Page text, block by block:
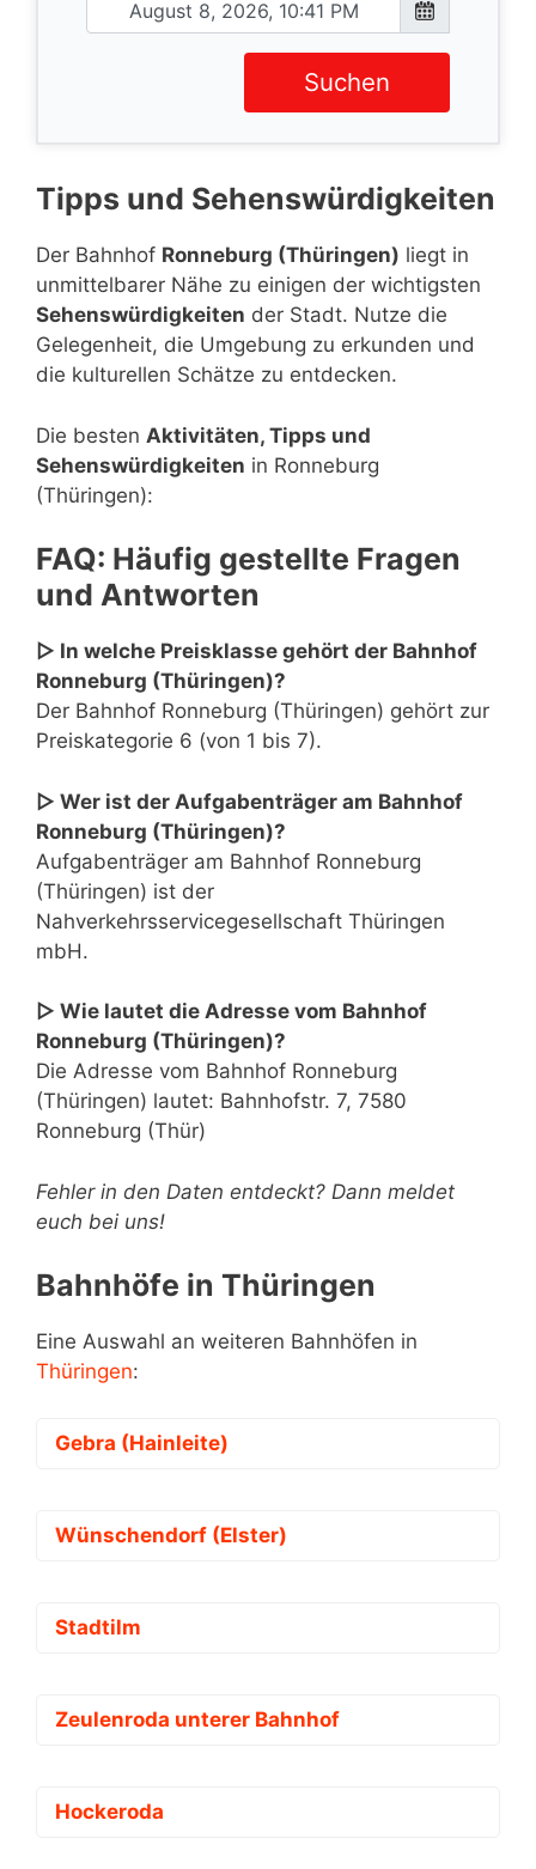
Suchen
Tipps und Sehenswürdigkeiten
Der Bahnhof Ronneburg (Thüringen) liegt in
unmittelbarer Nähe zu einigen der wichtigsten
Sehenswürdigkeiten der Stadt. Nutze die
Gelegenheit, die Umgebung zu erkunden und
die kulturellen Schätze zu entdecken.
Die besten Aktivitäten, Tipps und
Sehenswürdigkeiten in Ronneburg
(Thüringen):
FAQ: Häufig gestellte Fragen
und Antworten
▷ In welche Preisklasse gehört der Bahnhof
Ronneburg (Thüringen)?
Der Bahnhof Ronneburg (Thüringen) gehört zur
Preiskategorie 6 (von 1 bis 7).
▷ Wer ist der Aufgabenträger am Bahnhof
Ronneburg (Thüringen)?
Aufgabenträger am Bahnhof Ronneburg
(Thüringen) ist der
Nahverkehrsservicegesellschaft Thüringen
mbH.
▷ Wie lautet die Adresse vom Bahnhof
Ronneburg (Thüringen)?
Die Adresse vom Bahnhof Ronneburg
(Thüringen) lautet: Bahnhofstr. 7, 7580
Ronneburg (Thür)
Fehler in den Daten entdeckt? Dann meldet
euch bei uns!
Bahnhöfe in Thüringen
Eine Auswahl an weiteren Bahnhöfen in
Thüringen:
Gebra (Hainleite)
Wünschendorf (Elster)
Stadtilm
Zeulenroda unterer Bahnhof
Hockeroda